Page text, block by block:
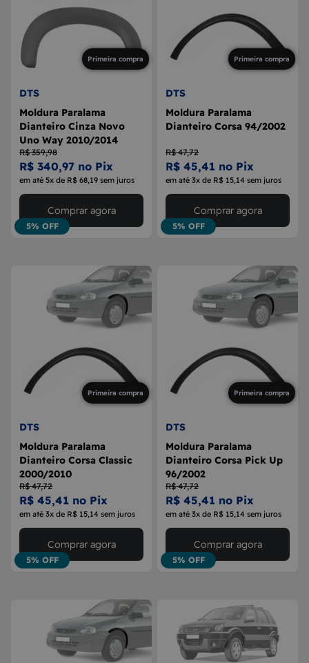
Primeira compra
DTS
Moldura Paralama
Dianteiro Cinza Novo
Uno Way 2010/2014
R$ 359,98
R$ 340,97 no Pix
em até 5x de R$ 68,19 sem juros
5% OFF
Comprar agora
Primeira compra
DTS
Moldura Paralama
Dianteiro Corsa 94/2002
R$ 47,72
R$ 45,41 no Pix
em até 3x de R$ 15,14 sem juros
5% OFF
Comprar agora
Primeira compra
DTS
Moldura Paralama
Dianteiro Corsa Classic
2000/2010
R$ 47,72
R$ 45,41 no Pix
em até 3x de R$ 15,14 sem juros
5% OFF
Comprar agora
Primeira compra
DTS
Moldura Paralama
Dianteiro Corsa Pick Up
96/2002
R$ 47,72
R$ 45,41 no Pix
em até 3x de R$ 15,14 sem juros
5% OFF
Comprar agora